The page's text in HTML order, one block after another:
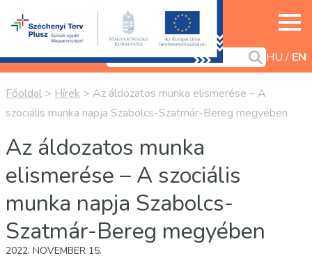
HU EN
Főoldal > Hírek > Az áldozatos munka elismerése – A
szociális munka napja Szabolcs-Szatmár-Bereg megyében
Az áldozatos munka
elismerése – A szociális
munka napja Szabolcs-
Szatmár-Bereg megyében
2022. NOVEMBER 15.